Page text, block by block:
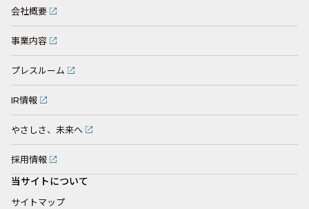
会社概要
事業内容
プレスルーム
IR情報
やさしさ、未来へ
採用情報
当サイトについて
サイトマップ